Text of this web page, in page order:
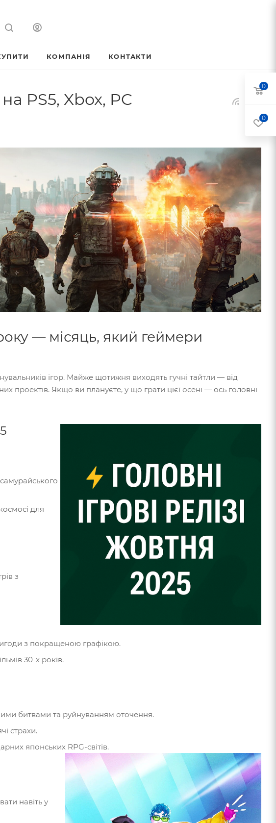
КОМПАНІЯ КОНТАКТИ
PS5, Xbox, PC
— місяць, який геймери
ігор. Майже щотижня виходять гучні тайтли — від
проектів. Якщо ви плануєте, у що грати цієї осені — ось головні
для
з
з покращеною графікою.
30-х років.
битвами та руйнуванням оточення.
страхи.
японських RPG-світів.
навіть у
0
0